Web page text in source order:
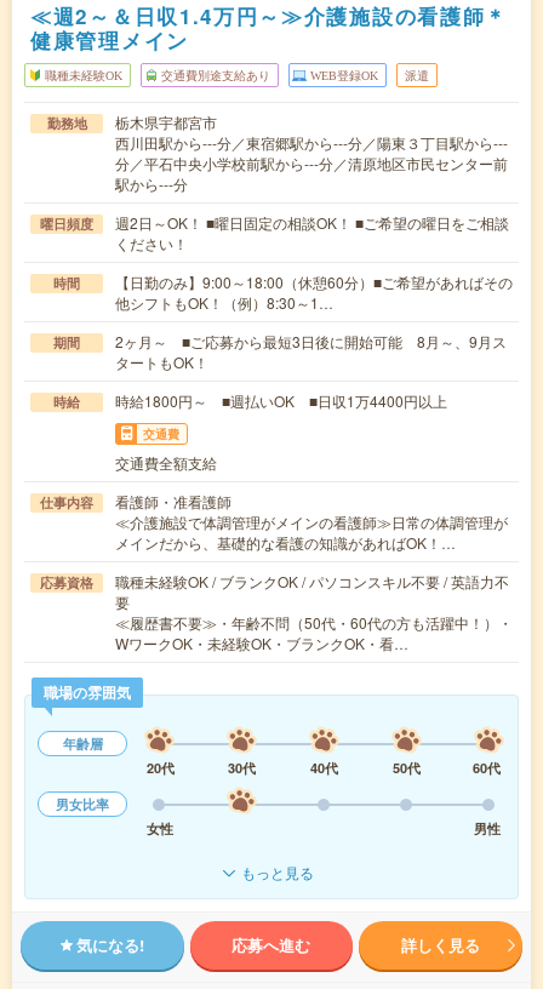
≪週2～＆日収1.4万円～≫介護施設の看護師＊
健康管理メイン
職種未経験OK 交通費別途支給あり WEB登録OK 派遣
勤務地
栃木県宇都宮市
西川田駅から---分／東宿郷駅から---分／陽東３丁目駅から---
分／平石中央小学校前駅から---分／清原地区市民センター前
駅から---分
曜日頻度
週2日～OK！ ■曜日固定の相談OK！ ■ご希望の曜日をご相談
ください！
時間
【日勤のみ】9:00～18:00（休憩60分）■ご希望があればその
他シフトもOK！（例）8:30～1…
期間
2ヶ月～ ■ご応募から最短3日後に開始可能 8月～、9月ス
タートもOK！
時給 時給1800円～ ■週払いOK ■日収1万4400円以上
交通費
交通費全額支給
仕事内容
看護師・准看護師
≪介護施設で体調管理がメインの看護師≫日常の体調管理が
メインだから、基礎的な看護の知識があればOK！…
応募資格
職種未経験OK / ブランクOK / パソコンスキル不要 / 英語力不
要
≪履歴書不要≫・年齢不問（50代・60代の方も活躍中！）・
WワークOK・未経験OK・ブランクOK・看…
職場の雰囲気
年齢層
20代
30代 40代 50代
60代
男女比率
女性
男性
もっと見る
気になる! 応募へ進む 詳しく見る